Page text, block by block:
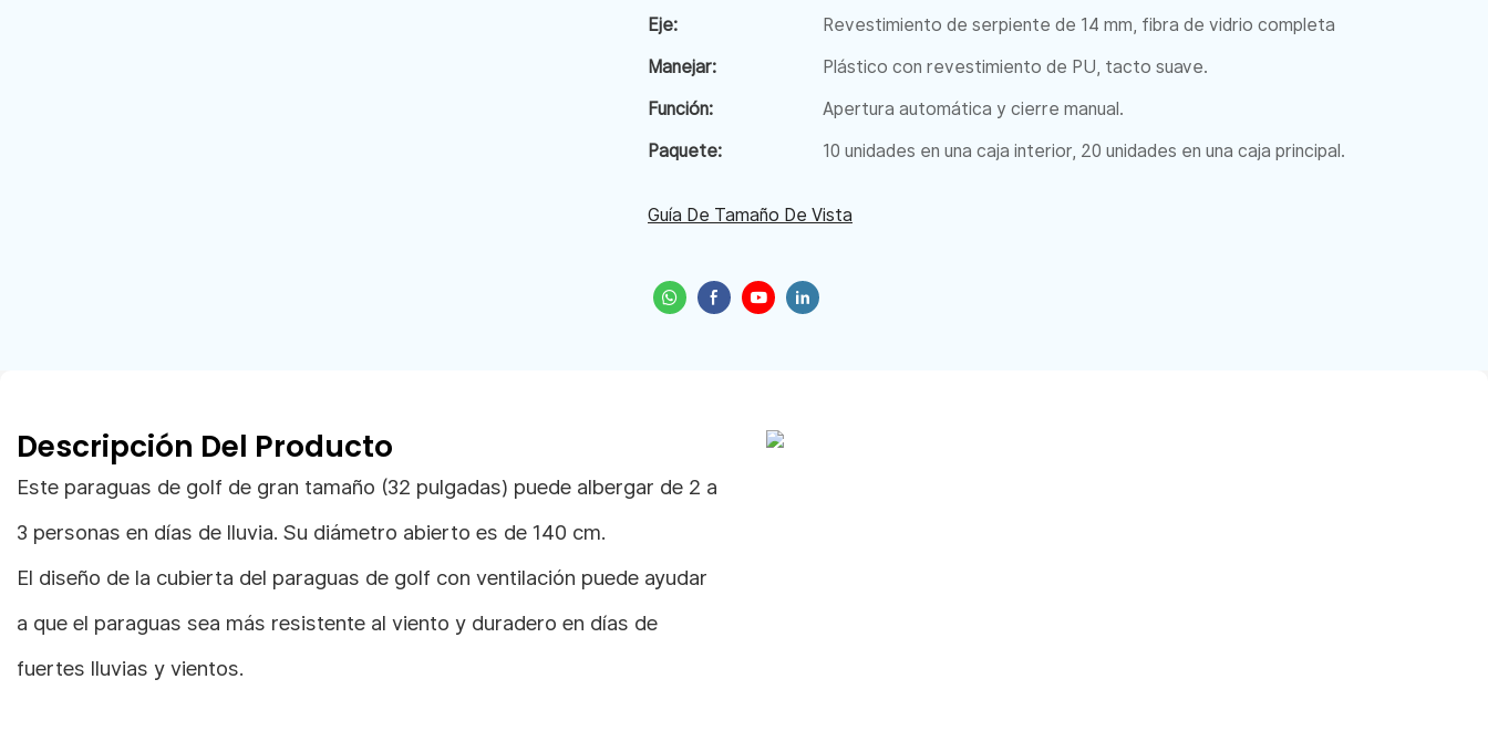
Eje:
Revestimiento de serpiente de 14 mm, fibra de vidrio completa
Manejar:
Plástico con revestimiento de PU, tacto suave.
Función:
Apertura automática y cierre manual.
Paquete:
10 unidades en una caja interior, 20 unidades en una caja principal.
Guía De Tamaño De Vista
Descripción Del Producto
Este paraguas de golf de gran tamaño (32 pulgadas) puede albergar de 2 a
3 personas en días de lluvia. Su diámetro abierto es de 140 cm.
El diseño de la cubierta del paraguas de golf con ventilación puede ayudar
a que el paraguas sea más resistente al viento y duradero en días de
fuertes lluvias y vientos.